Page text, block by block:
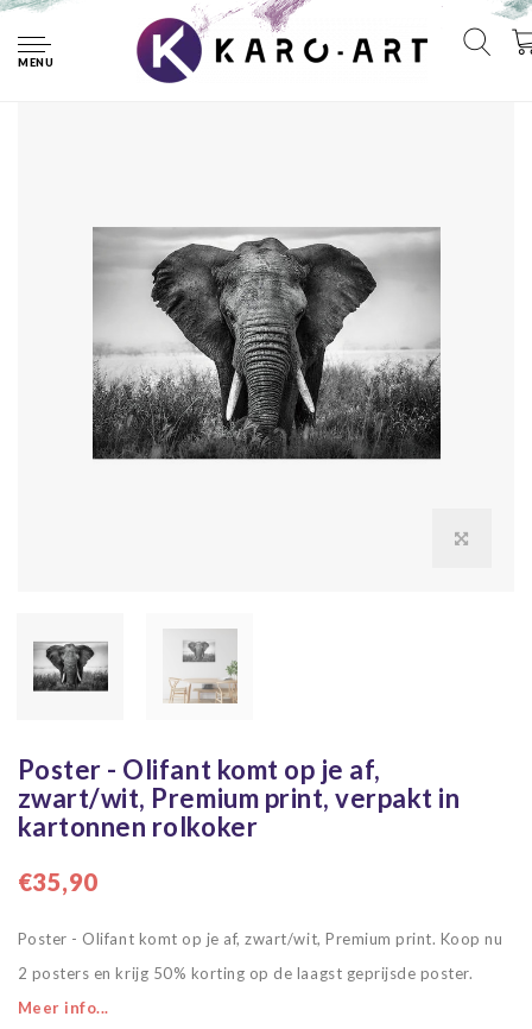
MENU
Poster - Olifant komt op je af, zwart/wit, Premium print,
verpakt in kartonnen rolkoker
Poster - Olifant komt op je af,
zwart/wit, Premium print, verpakt in
kartonnen rolkoker
€35,90
Poster - Olifant komt op je af, zwart/wit, Premium print. Koop nu
2 posters en krijg 50% korting op de laagst geprijsde poster.
Meer info...